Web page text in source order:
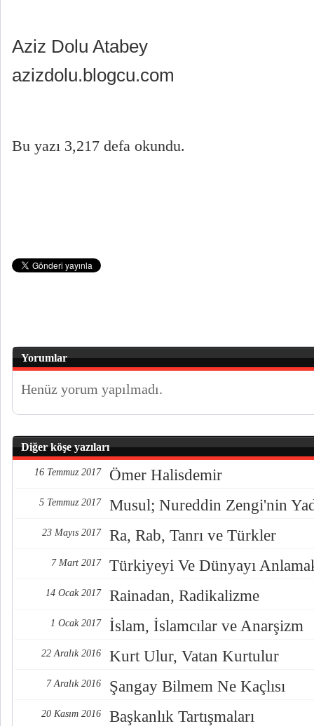
Aziz Dolu Atabey
azizdolu.blogcu.com
Bu yazı 3,217 defa okundu.
Yorumlar
Henüz yorum yapılmadı.
Diğer köşe yazıları
16 Temmuz 2017 Ömer Halisdemir
5 Temmuz 2017 Musul; Nureddin Zengi'nin
23 Mayıs 2017 Ra, Rab, Tanrı ve Türkler
7 Mart 2017 Türkiyeyi Ve Dünyayı
14 Ocak 2017 Rainadan, Radikalizme
1 Ocak 2017 İslam, İslamcılar ve Anarşizm
22 Aralık 2016 Kurt Ulur, Vatan Kurtulur
7 Aralık 2016 Şangay Bilmem Ne Kaçlısı
20 Kasım 2016 Başkanlık Tartışmaları